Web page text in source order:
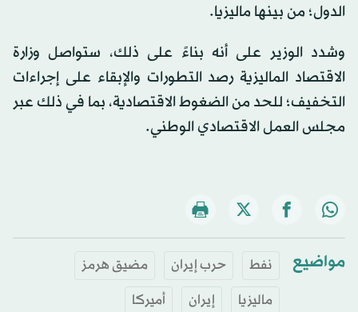
الدول؛ من بينها ماليزيا.
وشدد الوزير على أنه بناءً على ذلك، ستواصل وزارة
الاقتصاد الماليزية رصد التطورات والإبقاء على إجراءات
التخفيف؛ للحد من الضغوط الاقتصادية، بما في ذلك عبر
مجلس العمل الاقتصادي الوطني.
مواضيع نفط حرب إيران
مضيق هرمز
ماليزيا
إيران أميركا